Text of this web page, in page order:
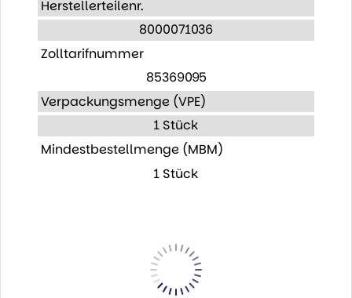
Herstellerteilenr.
8000071036
Zolltarifnummer
85369095
Verpackungsmenge (VPE)
1 Stück
Mindestbestellmenge (MBM)
1 Stück